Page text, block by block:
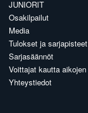
JUNIORIT
Osakilpailut
Media
Tulokset ja sarjapisteet
Sarjasäännöt
Voittajat kautta aikojen
Yhteystiedot